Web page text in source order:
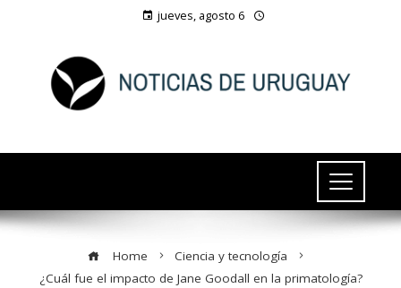
jueves, agosto 6
Home
Ciencia y tecnología
¿Cuál fue el impacto de Jane Goodall en la primatología?